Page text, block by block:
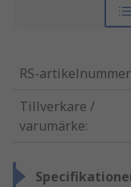
RS-artikelnummer
Tillverkare /
varumärke: